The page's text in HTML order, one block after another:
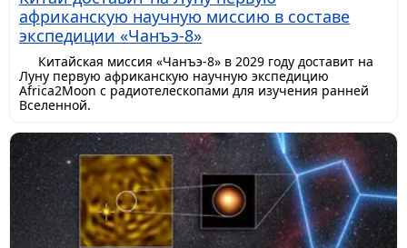
африканскую научную миссию в составе
экспедиции «Чанъэ-8»
Китайская миссия «Чанъэ-8» в 2029 году доставит на
Луну первую африканскую научную экспедицию
Africa2Moon с радиотелескопами для изучения ранней
Вселенной.